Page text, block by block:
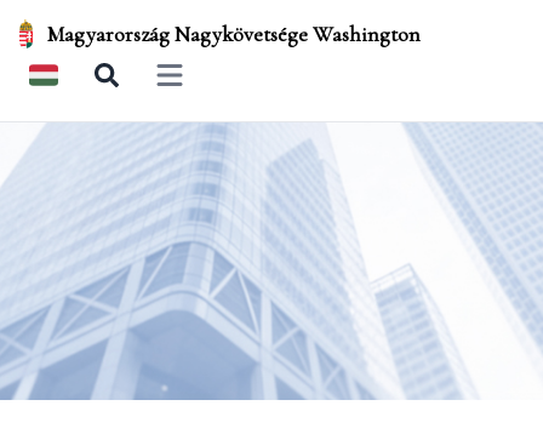
Magyarország Nagykövetsége Washington
Open main menu